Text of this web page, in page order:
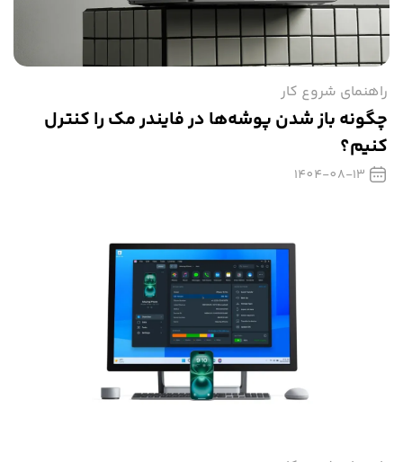
راهنمای شروع کار
چگونه باز شدن پوشه‌ها در فایندر مک را کنترل
کنیم؟
1404-08-13